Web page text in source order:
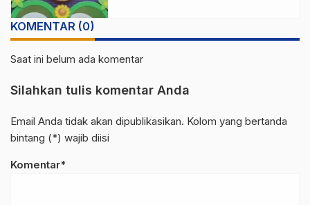
KOMENTAR (0)
Saat ini belum ada komentar
Silahkan tulis komentar Anda
Email Anda tidak akan dipublikasikan. Kolom yang bertanda
bintang (*) wajib diisi
Komentar*